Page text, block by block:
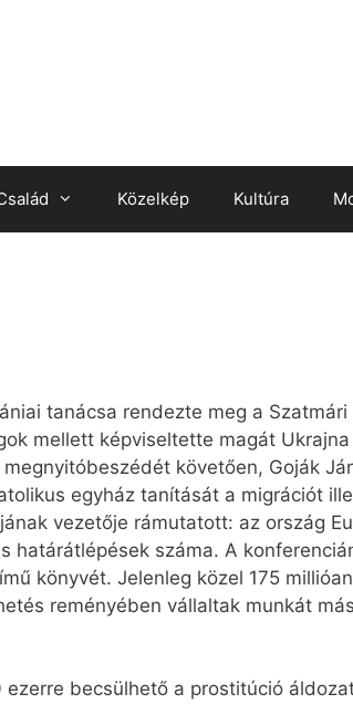
Közelkép Kultúra
tanácsa rendezte meg a Szatmári
mellett képviseltette magát
követően, Goják
egyház tanítását a migrációt
vezetője rámutatott: az ország
határátlépések száma. A
könyvét. Jelenleg közel 175
reményében vállaltak munkát más
becsülhető a prostitúció